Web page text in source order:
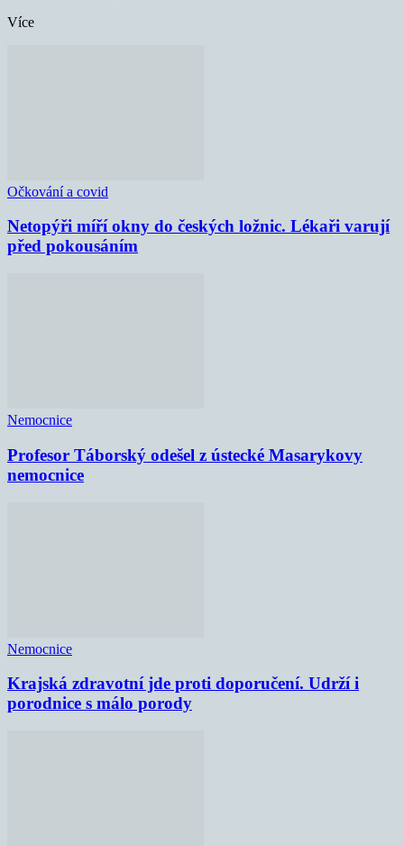
Více
Očkování a covid
Netopýři míří okny do českých ložnic. Lékaři varují
před pokousáním
Nemocnice
Profesor Táborský odešel z ústecké Masarykovy
nemocnice
Nemocnice
Krajská zdravotní jde proti doporučení. Udrží i
porodnice s málo porody